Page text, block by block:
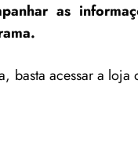
as
basta acessar a